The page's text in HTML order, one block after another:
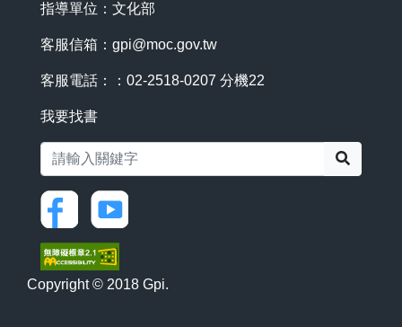
指導單位：文化部
客服信箱： gpi@moc.gov.tw
客服電話：：02-2518-0207 分機22
我要找書
Copyright © 2018 Gpi.